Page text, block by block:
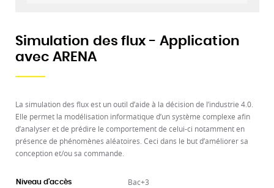
Simulation des flux - Application
avec ARENA
La simulation des flux est un outil d’aide à la décision de l’industrie 4.0.
Elle permet la modélisation informatique d’un système complexe afin
d’analyser et de prédire le comportement de celui-ci notamment en
présence de phénomènes aléatoires. Ceci dans le but d’améliorer sa
conception et/ou sa commande.
Niveau d'accès Bac+3